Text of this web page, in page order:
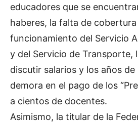
educadores que se
haberes, la falta de
funcionamiento del Servicio
y del Servicio de Transporte,
discutir salarios y los años
demora en el pago de los
a cientos de docentes.
Asimismo, la titular de la